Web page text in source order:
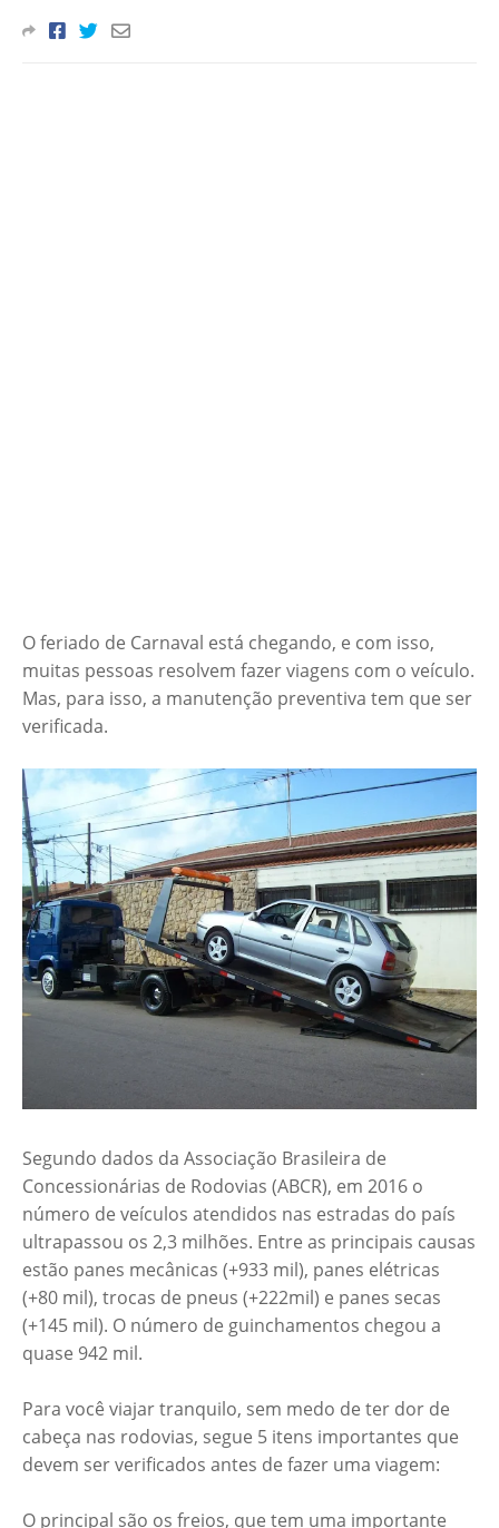
O feriado de Carnaval está chegando, e com isso,
muitas pessoas resolvem fazer viagens com o veículo.
Mas, para isso, a manutenção preventiva tem que ser
verificada.
Segundo dados da Associação Brasileira de
Concessionárias de Rodovias (ABCR), em 2016 o
número de veículos atendidos nas estradas do país
ultrapassou os 2,3 milhões. Entre as principais causas
estão panes mecânicas (+933 mil), panes elétricas
(+80 mil), trocas de pneus (+222mil) e panes secas
(+145 mil). O número de guinchamentos chegou a
quase 942 mil.
Para você viajar tranquilo, sem medo de ter dor de
cabeça nas rodovias, segue 5 itens importantes que
devem ser verificados antes de fazer uma viagem:
O principal são os freios, que tem uma importante